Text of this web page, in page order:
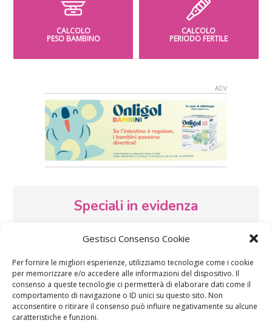
Gestisci Consenso Cookie
Per fornire le migliori esperienze, utilizziamo tecnologie come i cookie
per memorizzare e/o accedere alle informazioni del dispositivo. Il
consenso a queste tecnologie ci permetterà di elaborare dati come il
comportamento di navigazione o ID unici su questo sito. Non
acconsentire o ritirare il consenso può influire negativamente su alcune
caratteristiche e funzioni.
CALCOLO
PESO BAMBINO
CALCOLO
PERIODO FERTILE
Speciali in evidenza
Vaccini SOS Pediatra